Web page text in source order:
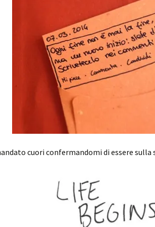
cuori confermandomi di essere sulla